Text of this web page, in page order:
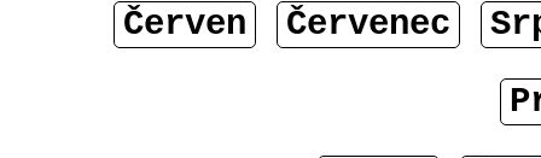
Červen
Červenec